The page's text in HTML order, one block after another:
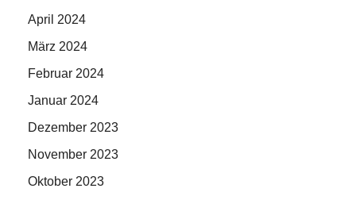
April 2024
März 2024
Februar 2024
Januar 2024
Dezember 2023
November 2023
Oktober 2023